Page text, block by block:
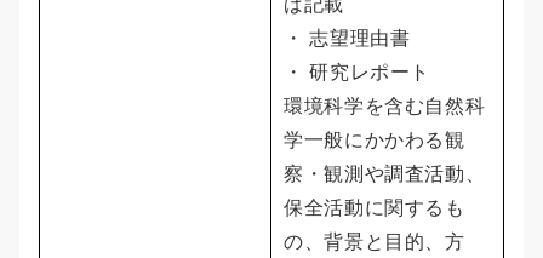
ば記載
・ 志望理由書
・ 研究レポート
環境科学を含む自然科
学一般にかかわる観
察・観測や調査活動、
保全活動に関するも
の、背景と目的、方